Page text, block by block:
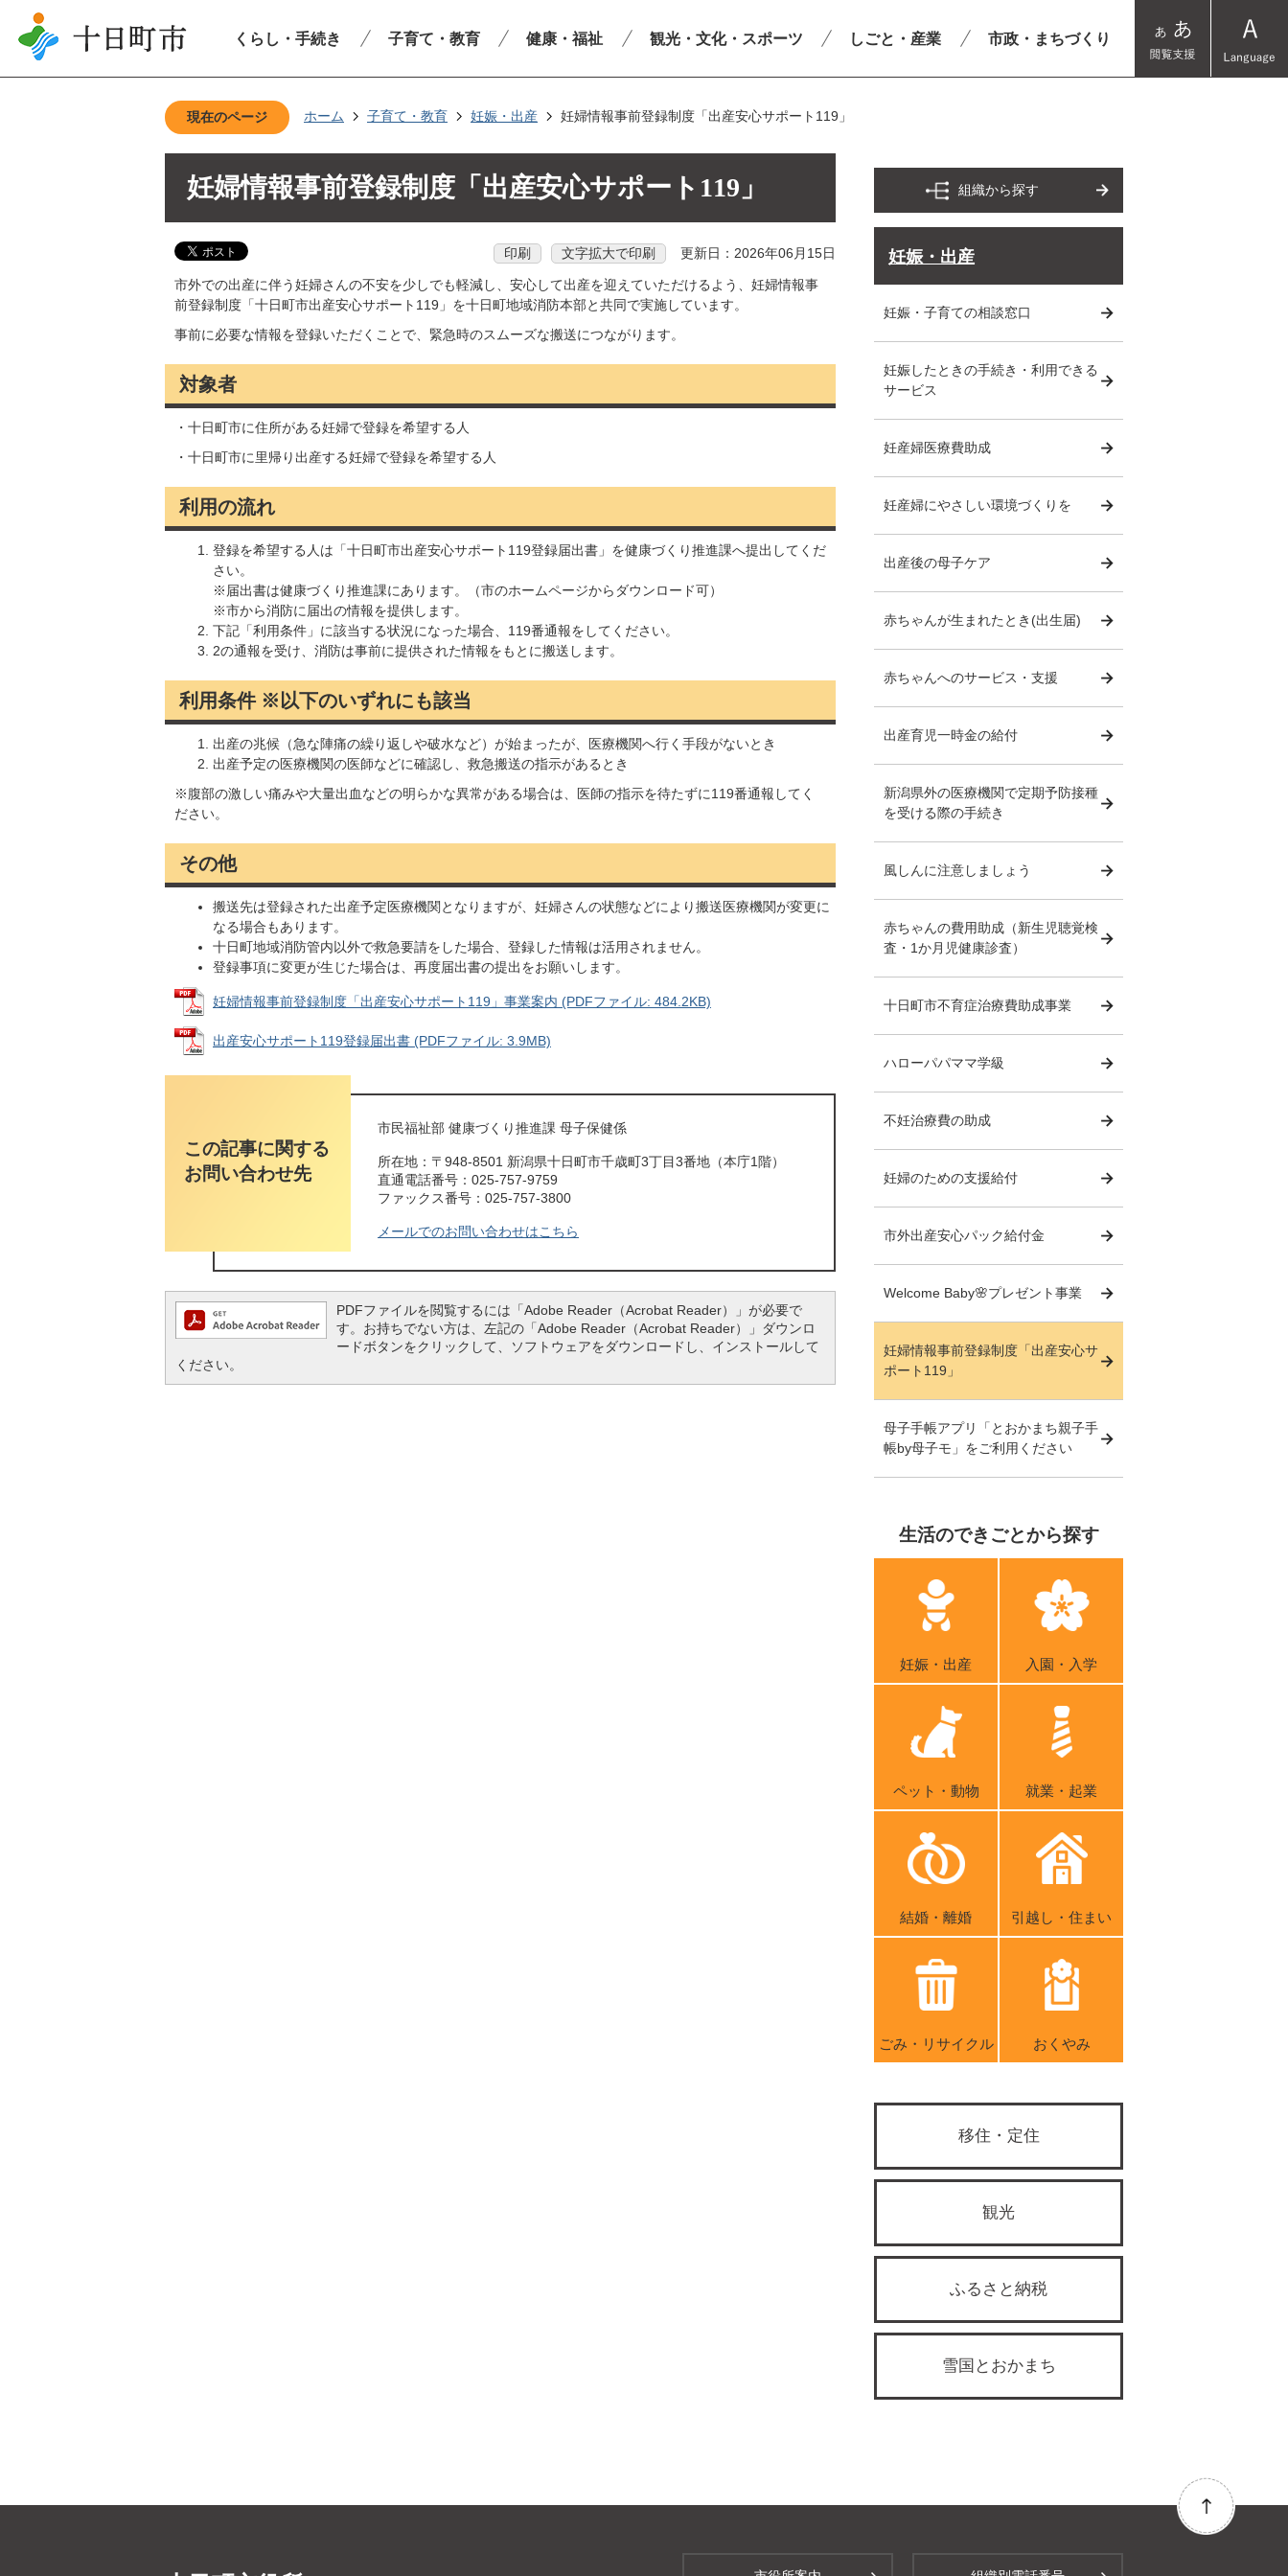
くらし・手続き 子育て・教育 健康・福祉 観光・文化・スポーツ しごと・産業 市政・まちづくり
現在のページ ホーム 子育て・教育 妊娠・出産 妊婦情報事前登録制度「出産安心サポート119」
妊婦情報事前登録制度「出産安心サポート119」
印刷 文字拡大で印刷 更新日：2026年06月15日
市外での出産に伴う妊婦さんの不安を少しでも軽減し、安心して出産を迎えていただけるよう、妊婦情報事
前登録制度「十日町市出産安心サポート119」を十日町地域消防本部と共同で実施しています。
事前に必要な情報を登録いただくことで、緊急時のスムーズな搬送につながります。
対象者
・十日町市に住所がある妊婦で登録を希望する人
・十日町市に里帰り出産する妊婦で登録を希望する人
利用の流れ
登録を希望する人は「十日町市出産安心サポート119登録届出書」を健康づくり推進課へ提出してくだ
さい。
※届出書は健康づくり推進課にあります。（市のホームページからダウンロード可）
※市から消防に届出の情報を提供します。
下記「利用条件」に該当する状況になった場合、119番通報をしてください。
2の通報を受け、消防は事前に提供された情報をもとに搬送します。
利用条件 ※以下のいずれにも該当
出産の兆候（急な陣痛の繰り返しや破水など）が始まったが、医療機関へ行く手段がないとき
出産予定の医療機関の医師などに確認し、救急搬送の指示があるとき
※腹部の激しい痛みや大量出血などの明らかな異常がある場合は、医師の指示を待たずに119番通報してく
ださい。
その他
搬送先は登録された出産予定医療機関となりますが、妊婦さんの状態などにより搬送医療機関が変更に
なる場合もあります。
十日町地域消防管内以外で救急要請をした場合、登録した情報は活用されません。
登録事項に変更が生じた場合は、再度届出書の提出をお願いします。
妊婦情報事前登録制度「出産安心サポート119」事業案内 (PDFファイル: 484.2KB)
出産安心サポート119登録届出書 (PDFファイル: 3.9MB)
この記事に関する
お問い合わせ先
市民福祉部 健康づくり推進課 母子保健係
所在地：〒948-8501 新潟県十日町市千歳町3丁目3番地（本庁1階）
直通電話番号：025-757-9759
ファックス番号：025-757-3800
メールでのお問い合わせはこちら
PDFファイルを閲覧するには「Adobe Reader（Acrobat Reader）」が必要で
す。お持ちでない方は、左記の「Adobe Reader（Acrobat Reader）」ダウンロ
ードボタンをクリックして、ソフトウェアをダウンロードし、インストールして
ください。
組織から探す
妊娠・出産
妊娠・子育ての相談窓口
妊娠したときの手続き・利用できる
サービス
妊産婦医療費助成
妊産婦にやさしい環境づくりを
出産後の母子ケア
赤ちゃんが生まれたとき(出生届)
赤ちゃんへのサービス・支援
出産育児一時金の給付
新潟県外の医療機関で定期予防接種
を受ける際の手続き
風しんに注意しましょう
赤ちゃんの費用助成（新生児聴覚検
査・1か月児健康診査）
十日町市不育症治療費助成事業
ハローパパママ学級
不妊治療費の助成
妊婦のための支援給付
市外出産安心パック給付金
Welcome Baby🌸プレゼント事業
妊婦情報事前登録制度「出産安心サ
ポート119」
母子手帳アプリ「とおかまち親子手
帳by母子モ」をご利用ください
生活のできごとから探す
妊娠・出産 入園・入学
ペット・動物 就業・起業
結婚・離婚 引越し・住まい
ごみ・リサイクル おくやみ
移住・定住
観光
ふるさと納税
雪国とおかまち